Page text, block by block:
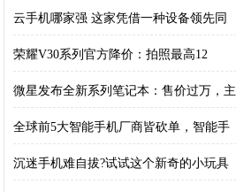
云手机哪家强 这家凭借一种设备领先同
荣耀V30系列官方降价：拍照最高12
微星发布全新系列笔记本：售价过万，主
全球前5大智能手机厂商皆砍单，智能手
沉迷手机难自拔?试试这个新奇的小玩具